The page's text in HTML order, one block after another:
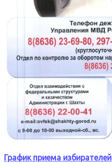
График приема избирателей